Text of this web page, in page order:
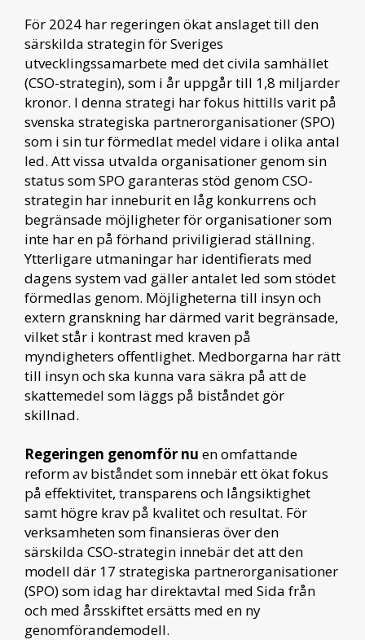
För 2024 har regeringen ökat anslaget till den
särskilda strategin för Sveriges
utvecklingssamarbete med det civila samhället
(CSO-strategin), som i år uppgår till 1,8 miljarder
kronor. I denna strategi har fokus hittills varit på
svenska strategiska partnerorganisationer (SPO)
som i sin tur förmedlat medel vidare i olika antal
led. Att vissa utvalda organisationer genom sin
status som SPO garanteras stöd genom CSO-
strategin har inneburit en låg konkurrens och
begränsade möjligheter för organisationer som
inte har en på förhand priviligierad ställning.
Ytterligare utmaningar har identifierats med
dagens system vad gäller antalet led som stödet
förmedlas genom. Möjligheterna till insyn och
extern granskning har därmed varit begränsade,
vilket står i kontrast med kraven på
myndigheters offentlighet. Medborgarna har rätt
till insyn och ska kunna vara säkra på att de
skattemedel som läggs på biståndet gör
skillnad.
Regeringen genomför nu en omfattande
reform av biståndet som innebär ett ökat fokus
på effektivitet, transparens och långsiktighet
samt högre krav på kvalitet och resultat. För
verksamheten som finansieras över den
särskilda CSO-strategin innebär det att den
modell där 17 strategiska partnerorganisationer
(SPO) som idag har direktavtal med Sida från
och med årsskiftet ersätts med en ny
genomförandemodell.